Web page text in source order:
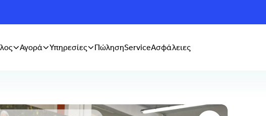
Αγορά Υπηρεσίες ΠώλησηServiceΑσφάλειες